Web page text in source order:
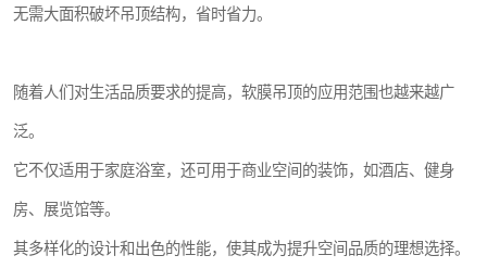
无需大面积破坏吊顶结构，省时省力。
随着人们对生活品质要求的提高，软膜吊顶的应用范围也越来越广
泛。
它不仅适用于家庭浴室，还可用于商业空间的装饰，如酒店、健身
房、展览馆等。
其多样化的设计和出色的性能，使其成为提升空间品质的理想选择。